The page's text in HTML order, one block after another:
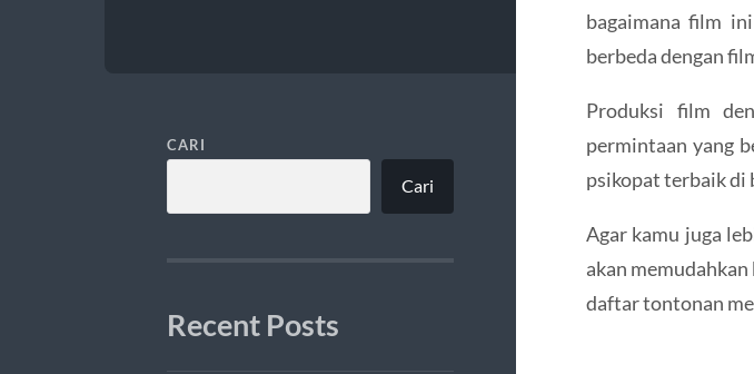
CARI
Cari
Recent Posts
bagaimana film
berbeda dengan
Produksi film
permintaan yang
psikopat terbaik di
Agar kamu juga
akan
daftar tontonan